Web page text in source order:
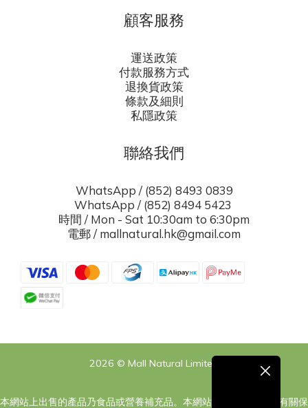
顧客服務
運送政策
付款服務方式
退換貨政策
條款及細則
私隱政策
聯絡我們
WhatsApp / (852) 8493 0839
WhatsApp / (852) 8494 5423
時間 / Mon - Sat 10:30am to 6:30pm
電郵 / mallnatural.hk@gmail.com
2026 © Mall Natural Limited
本網站上出售的產品乃食品或營養補充品。本網站之內容旨在告知有關保